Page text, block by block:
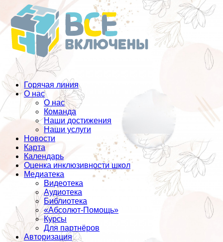
Горячая линия
О нас
О нас
Команда
Наши достижения
Наши услуги
Новости
Карта
Календарь
Оценка инклюзивности школ
Медиатека
Видеотека
Аудиотека
Библиотека
«Абсолют-Помощь»
Курсы
Для партнёров
Авторизация